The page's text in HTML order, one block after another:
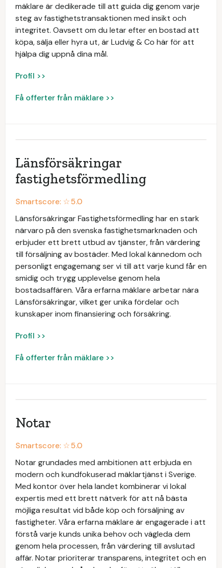
mäklare är dedikerade till att guida dig genom varje
steg av fastighetstransaktionen med insikt och
integritet. Oavsett om du letar efter en bostad att
köpa, sälja eller hyra ut, är Ludvig & Co här för att
hjälpa dig uppnå dina mål.
Profil >>
Få offerter från mäklare >>
Länsförsäkringar
fastighetsförmedling
Smartscore: ☆5.0
Länsförsäkringar Fastighetsförmedling har en stark
närvaro på den svenska fastighetsmarknaden och
erbjuder ett brett utbud av tjänster, från värdering
till försäljning av bostäder. Med lokal kännedom och
personligt engagemang ser vi till att varje kund får en
smidig och trygg upplevelse genom hela
bostadsaffären. Våra erfarna mäklare arbetar nära
Länsförsäkringar, vilket ger unika fördelar och
kunskaper inom finansiering och försäkring.
Profil >>
Få offerter från mäklare >>
Notar
Smartscore: ☆5.0
Notar grundades med ambitionen att erbjuda en
modern och kundfokuserad mäklartjänst i Sverige.
Med kontor över hela landet kombinerar vi lokal
expertis med ett brett nätverk för att nå bästa
möjliga resultat vid både köp och försäljning av
fastigheter. Våra erfarna mäklare är engagerade i att
förstå varje kunds unika behov och vägleda dem
genom hela processen, från värdering till avslutad
affär. Notar prioriterar transparens, integritet och en